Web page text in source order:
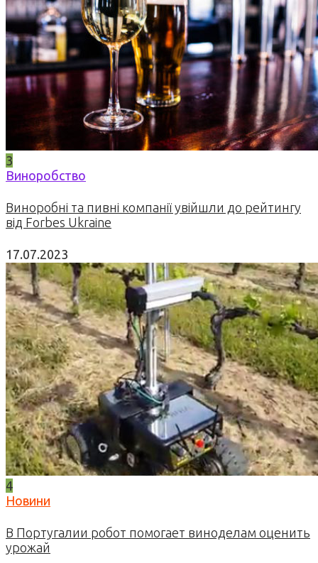
3
Виноробство
Виноробні та пивні компанії увійшли до рейтингу
від Forbes Ukraine
17.07.2023
4
Новини
В Португалии робот помогает виноделам оценить
урожай